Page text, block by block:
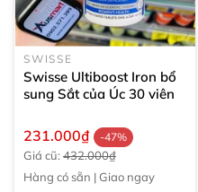
SWISSE
Swisse Ultiboost Iron bổ
sung Sắt của Úc 30 viên
231.000₫ -47%
Giá cũ: 432.000₫
Hàng có sẵn | Giao ngay